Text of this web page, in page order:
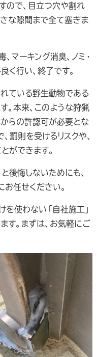
ので、目立つ穴や割れ
な隙間まで全て塞ぎま
マーキング消臭、ノミ・
く行い、終了です。
ている野生動物である
。本来、このような狩猟
らの許認可が必要とな
罰則を受けるリスクや、
ができます。
後悔しないためにも、
お任せください。
を使わない「自社施工」
す。まずは、お気軽にご